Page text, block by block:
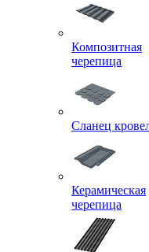
Композитная
черепица
Сланец
Керамическая
черепица